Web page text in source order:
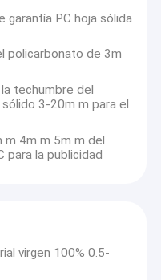
garantía PC hoja sólida
policarbonato de 3m
techumbre del
3-20m m para el
m 4m m 5m m del
para la publicidad
virgen 100% 0.5-